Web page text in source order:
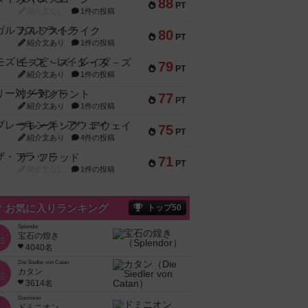
88 PT
1件の投稿
80 PT
ガルフストライク
紹介文あり 1件の投稿
79 PT
モズビ－ズ・レイダ－ズ
紹介文あり 1件の投稿
77 PT
リー対グラント
紹介文あり 1件の投稿
75 PT
ブレーキング・アウェイ
紹介文あり 4件の投稿
71 PT
ザ・フラッド
1件の投稿
お気に入りランキング トップ50
Splendor
宝石の煌き
4040名
Die Siedler von Catan
カタン
3614名
Dominion